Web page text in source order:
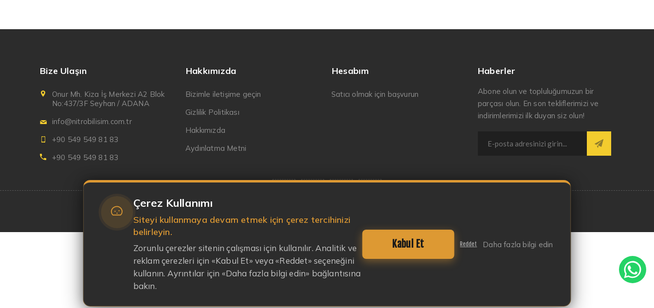
Bize Ulaşın
Onur Mh. Kiza İş Merkezi A2 Blok
No:437/3F Seyhan / ADANA
info@nitrobilisim.com.tr
+90 549 549 81 83
+90 549 549 81 83
Hakkımızda
Bizimle iletişime geçin
Gizlilik Politikası
Hakkımızda
Aydınlatma Metni
Hesabım
Satıcı olmak için başvurun
Haberler
Abone olun ve topluluğumuzun bir
parçası olun. En son tekliflerimizi ve
indirimlerimizi ilk duyan siz olun!
Telif hakkı © 2026 Garaj Market. Tüm hakları saklıdır.
Çerez Kullanımı
Siteyi kullanmaya devam etmek için çerez tercihinizi
belirleyin.
Zorunlu çerezler sitenin çalışması için kullanılır. Analitik ve
reklam çerezleri için «Kabul Et» veya «Reddet» seçeneğini
kullanın. Ayrıntılar için «Daha fazla bilgi edin» bağlantısına
bakın.
Kabul Et Reddet Daha fazla bilgi edin